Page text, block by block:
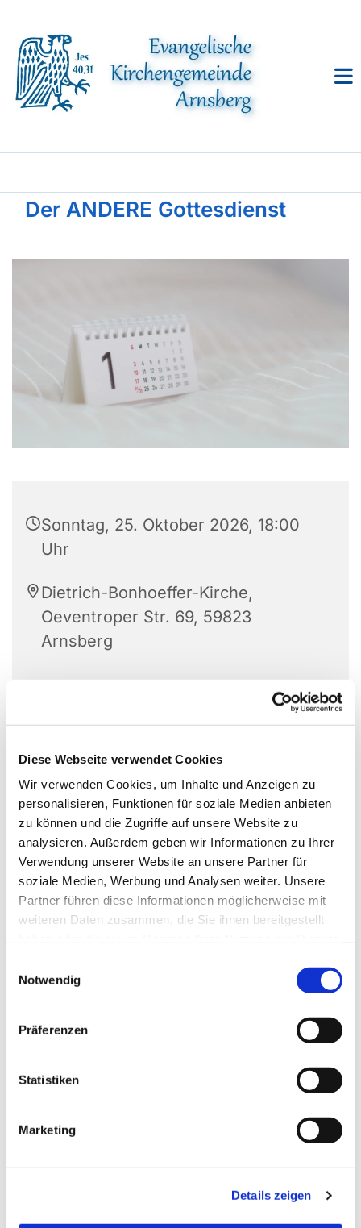
Diese Webseite verwendet Cookies
Wir verwenden Cookies, um Inhalte und Anzeigen zu
personalisieren, Funktionen für soziale Medien anbieten
zu können und die Zugriffe auf unsere Website zu
analysieren. Außerdem geben wir Informationen zu Ihrer
Verwendung unserer Website an unsere Partner für
soziale Medien, Werbung und Analysen weiter. Unsere
Partner führen diese Informationen möglicherweise mit
weiteren Daten zusammen, die Sie ihnen bereitgestellt
Notwendig
Präferenzen
Statistiken
Marketing
Details zeigen
Der ANDERE Gottesdienst
Sonntag, 25. Oktober 2026, 18:00
Uhr
Dietrich-Bonhoeffer-Kirche,
Oeventroper Str. 69, 59823
Arnsberg
Der ANDERE Gottesdienst bietet monatlich
Taizé-Andachten, Musikgottesdienste oder
Gottesdienste mit unserem Konfirmandinnen und
Konfirmanden sind nur einige Beispiele.
Dies könnte Sie auch